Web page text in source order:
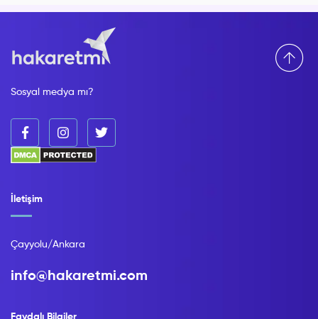
Sosyal medya mı?
Faydalı Bilgiler
İletişim
Çayyolu/Ankara
info@hakaretmi.com